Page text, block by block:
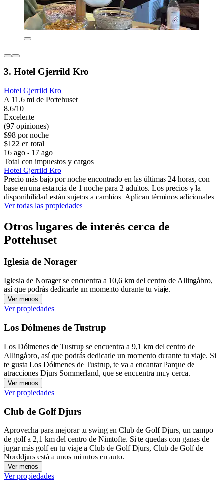
3. Hotel Gjerrild Kro
Hotel Gjerrild Kro
A 11.6 mi de Pottehuset
8.6/10
Excelente
(97 opiniones)
$98 por noche
$122 en total
16 ago - 17 ago
Total con impuestos y cargos
Hotel Gjerrild Kro
Precio más bajo por noche encontrado en las últimas 24 horas, con
base en una estancia de 1 noche para 2 adultos. Los precios y la
disponibilidad están sujetos a cambios. Aplican términos adicionales.
Ver todas las propiedades
Otros lugares de interés cerca de
Pottehuset
Iglesia de Norager
Iglesia de Norager se encuentra a 10,6 km del centro de Allingåbro,
así que podrás dedicarle un momento durante tu viaje.
Ver menos
Ver propiedades
Los Dólmenes de Tustrup
Los Dólmenes de Tustrup se encuentra a 9,1 km del centro de
Allingåbro, así que podrás dedicarle un momento durante tu viaje. Si
te gusta Los Dólmenes de Tustrup, te va a encantar Parque de
atracciones Djurs Sommerland, que se encuentra muy cerca.
Ver menos
Ver propiedades
Club de Golf Djurs
Aprovecha para mejorar tu swing en Club de Golf Djurs, un campo
de golf a 2,1 km del centro de Nimtofte. Si te quedas con ganas de
jugar más golf en tu viaje a Club de Golf Djurs, Club de Golf de
Norddjurs está a unos minutos en auto.
Ver menos
Ver propiedades